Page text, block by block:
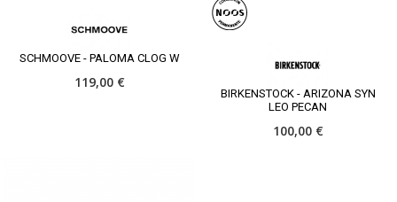
SCHMOOVE - PALOMA CLOG W
119,00 €
BIRKENSTOCK - ARIZONA SYN
LEO PECAN
100,00 €